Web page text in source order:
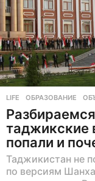
LIFE ОБРАЗОВАНИЕ ,
таджикские
попали и
Таджикистан не
по версиям